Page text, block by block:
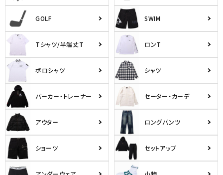
キーワードから探す
search
価格から探す
GOLF SWIM
Tシャツ/半端丈T ロンT
ポロシャツ シャツ
パーカー・トレーナー セーター・カーデ
アウター ロングパンツ
ショーツ セットアップ